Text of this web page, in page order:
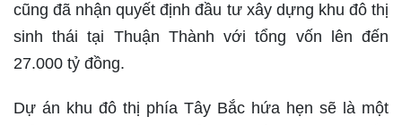
cũng đã nhận quyết định đầu tư xây dựng khu đô thị
sinh thái tại Thuận Thành với tổng vốn lên đến
27.000 tỷ đồng.
Dự án khu đô thị phía Tây Bắc hứa hẹn sẽ là một